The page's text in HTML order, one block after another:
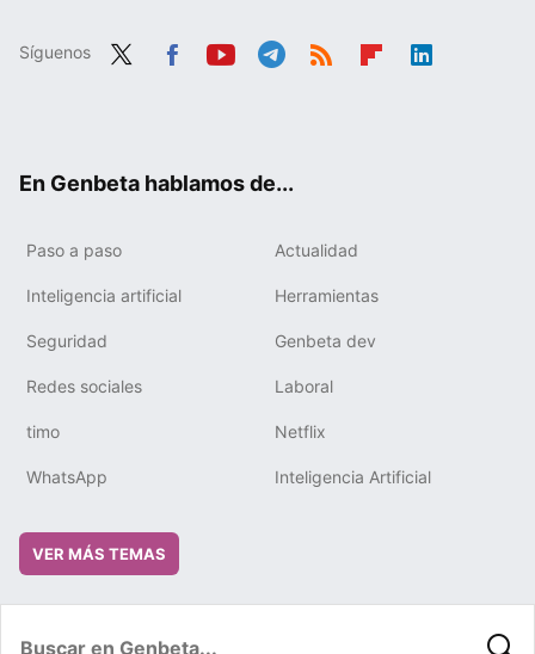
Síguenos
En Genbeta hablamos de...
Paso a paso Actualidad
Inteligencia artificial Herramientas
Seguridad Genbeta dev
Redes sociales Laboral
timo Netflix
WhatsApp Inteligencia Artificial
VER MÁS TEMAS